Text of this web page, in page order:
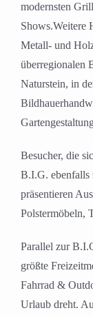
modernsten
Shows.Weitere
Metall- und
überregionalen
Naturstein, in
Besucher, die
B.I.G. ebenfalls
präsentieren
Polstermöbeln,
Parallel zur
größte
Fahrrad &
Urlaub dreht.